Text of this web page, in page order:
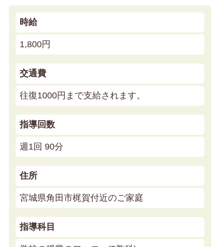
時給
1,800円
交通費
往復1000円まで支給されます。
指導回数
週1回 90分
住所
宮城県角田市梶賀付近のご家庭
指導科目